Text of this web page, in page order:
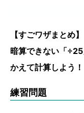
【すごワザまとめ】
暗算できない「
かえて計算しよう！
練習問題